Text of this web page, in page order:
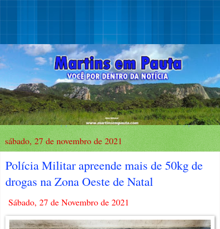
sábado, 27 de novembro de 2021
Polícia Militar apreende mais de 50kg de
drogas na Zona Oeste de Natal
Sábado, 27 de Novembro de 2021